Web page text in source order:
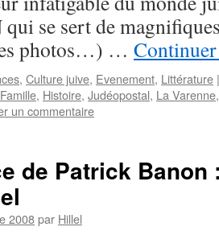
se sert de
photos…) …
, Culture juive, Evenement, Littérature |
Famille, Histoire, Judéopostal, La Varenne
un commentaire
de Patrick Banon
2008par Hillel